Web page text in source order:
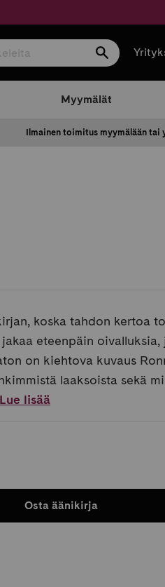
Hae
Myymälät
Ilmainen toimitus myymälään tai
koska tahdon kertoa
eteenpäin oivalluksia,
on kiehtova kuvaus
laaksoista sekä
Lue lisää
Osta äänikirja